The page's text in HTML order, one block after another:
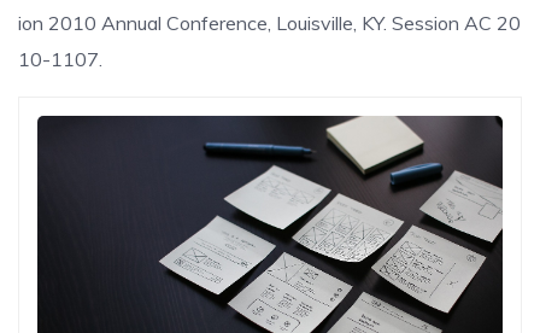
ion 2010 Annual Conference, Louisville, KY. Session AC 20
10-1107.